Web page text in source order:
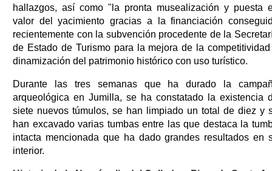
hallazgos, así como "la pronta musealización y puesta
valor del yacimiento gracias a la financiación
recientemente con la subvención procedente de la
de Estado de Turismo para la mejora de la
dinamización del patrimonio histórico con uso turístico.
Durante las tres semanas que ha durado la
arqueológica en Jumilla, se ha constatado la existencia
siete nuevos túmulos, se han limpiado un total de diez y
han excavado varias tumbas entre las que destaca la
intacta mencionada que ha dado grandes resultados en
interior.